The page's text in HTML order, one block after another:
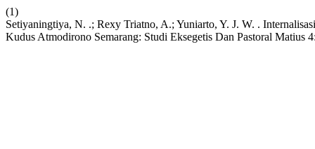
(1)
Setiyaningtiya, N. .; Rexy Triatno, A.; Yuniarto, Y. J. W. .
Kudus Atmodirono Semarang: Studi Eksegetis Dan Pastoral Matius